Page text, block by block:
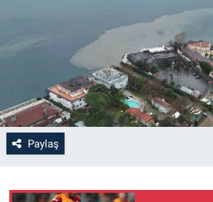
Paylaş